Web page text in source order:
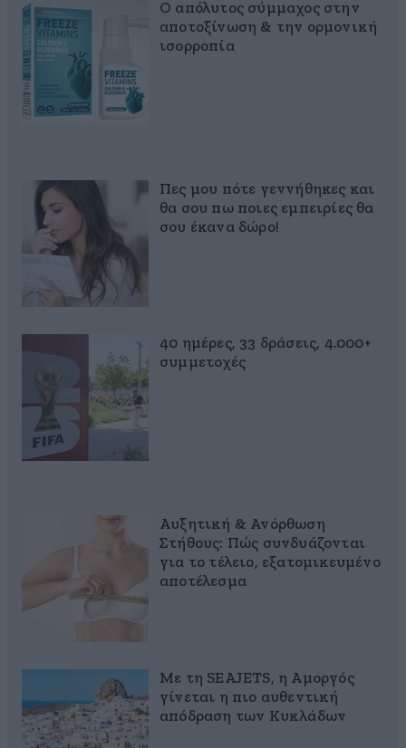
Ο απόλυτος σύμμαχος στην
αποτοξίνωση & την ορμονική
ισορροπία
Πες μου πότε γεννήθηκες και
θα σου πω ποιες εμπειρίες θα
σου έκανα δώρο!
40 ημέρες, 33 δράσεις, 4.000+
συμμετοχές
Αυξητική & Ανόρθωση
Στήθους: Πώς συνδυάζονται
για το τέλειο, εξατομικευμένο
αποτέλεσμα
Με τη SEAJETS, η Αμοργός
γίνεται η πιο αυθεντική
απόδραση των Κυκλάδων